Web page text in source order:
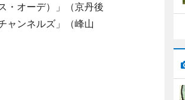
オーデ）」（京丹後
ャンネルズ」（峰山